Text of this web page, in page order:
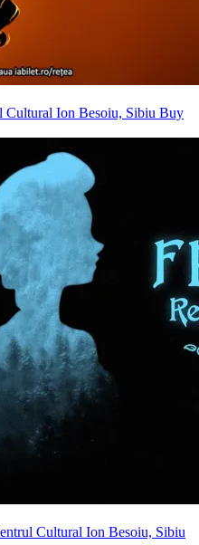
Cultural Ion Besoiu, Sibiu Buy
Cultural Ion Besoiu, Sibiu